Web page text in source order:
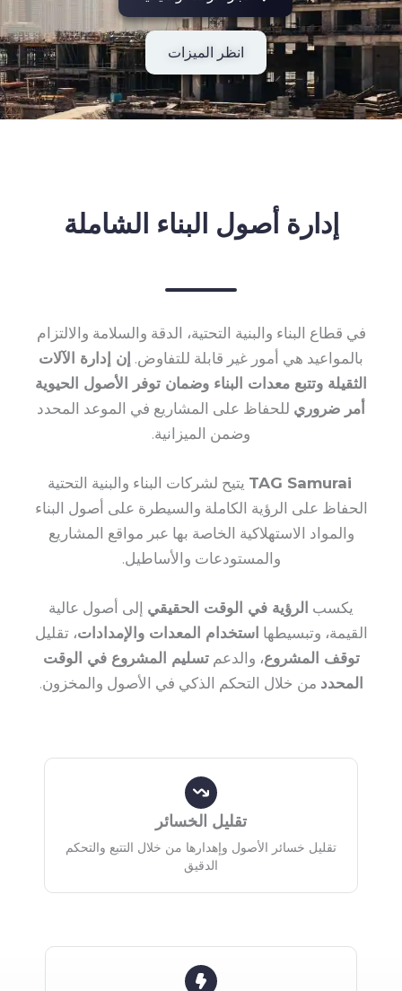
انظر الميزات
إدارة أصول البناء الشاملة
في قطاع البناء والبنية التحتية، الدقة والسلامة والالتزام
بالمواعيد هي أمور غير قابلة للتفاوض. إن إدارة الآلات
الثقيلة وتتبع معدات البناء وضمان توفر الأصول الحيوية
أمر ضروريللحفاظ على المشاريع في الموعد المحدد
وضمن الميزانية.
TAG Samuraiيتيح لشركات البناء والبنية التحتية
الحفاظ على الرؤية الكاملة والسيطرة على أصول البناء
والمواد الاستهلاكية الخاصة بها عبر مواقع المشاريع
والمستودعات والأساطيل.
يكسب الرؤية في الوقت الحقيقيإلى أصول عالية
القيمة، وتبسيطها استخدام المعدات والإمدادات، تقليل
توقف المشروع، والدعم تسليم المشروع في الوقت
المحددمن خلال التحكم الذكي في الأصول والمخزون.
تقليل الخسائر
تقليل خسائر الأصول وإهدارها من خلال التتبع والتحكم
الدقيق